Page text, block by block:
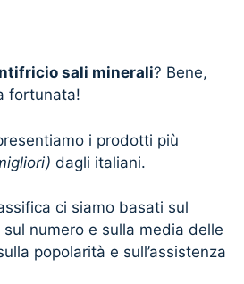
sali minerali? Bene,
fortunata!
i prodotti più
dagli italiani.
ci siamo basati sul
numero e sulla media delle
popolarità e sull’assistenza